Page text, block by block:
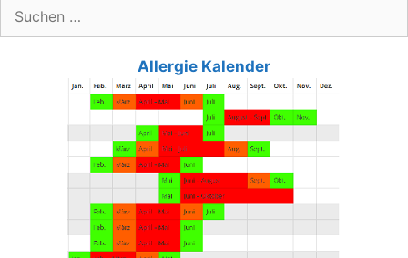
Allergie Kalender